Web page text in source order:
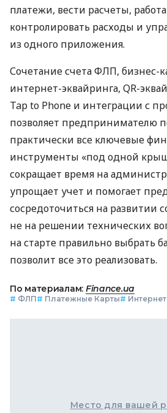
платежи, вести расчеты,
контролировать расходы и
из одного приложения.
Сочетание счета ФЛП, бизнес-
интернет-эквайринга, QR-
Tap to Phone и интеграции с
позволяет предпринимателю
практически все ключевые
инструменты «под одной
сокращает время на
упрощает учет и помогает
сосредоточиться на развитии
не на решении технических
на старте правильно выбрать
позволит все это реализовать.
По материалам: Finance.ua
# ФЛП# Платежные Карты#
Место для вашей